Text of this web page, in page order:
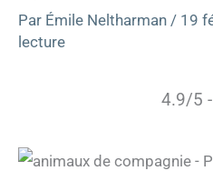
Par Émile Neltharman / 19
lecture
4.9/5